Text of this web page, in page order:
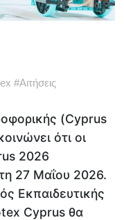
#Αιτήσεις
(Cyprus
ότι οι
2026
27 Μαΐου 2026.
Εκπαιδευτικής
Cyprus θα